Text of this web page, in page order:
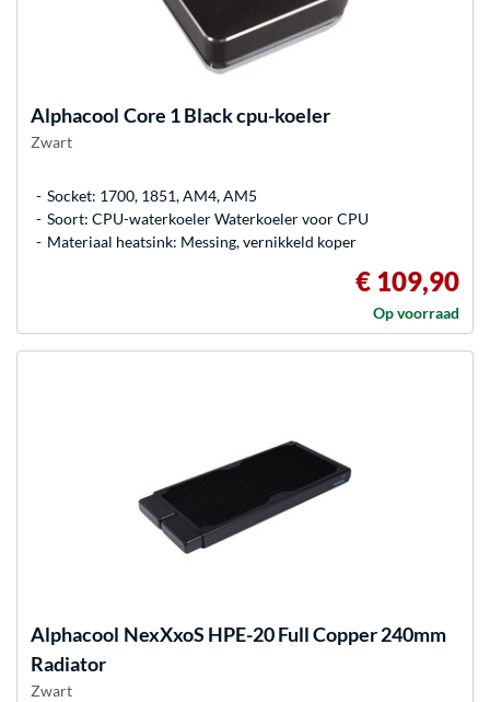
Alphacool Core 1 Black cpu-koeler
Zwart
Socket: 1700, 1851, AM4, AM5
Soort: CPU-waterkoeler Waterkoeler voor CPU
Materiaal heatsink: Messing, vernikkeld koper
€ 109,90
Op voorraad
Alphacool NexXxoS HPE-20 Full Copper 240mm
Radiator
Zwart